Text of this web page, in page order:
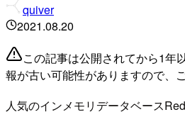
quiver
2021.08.20
この記事は公開されてから1年
報が古い可能性がありますので、
人気のインメモリデータベース